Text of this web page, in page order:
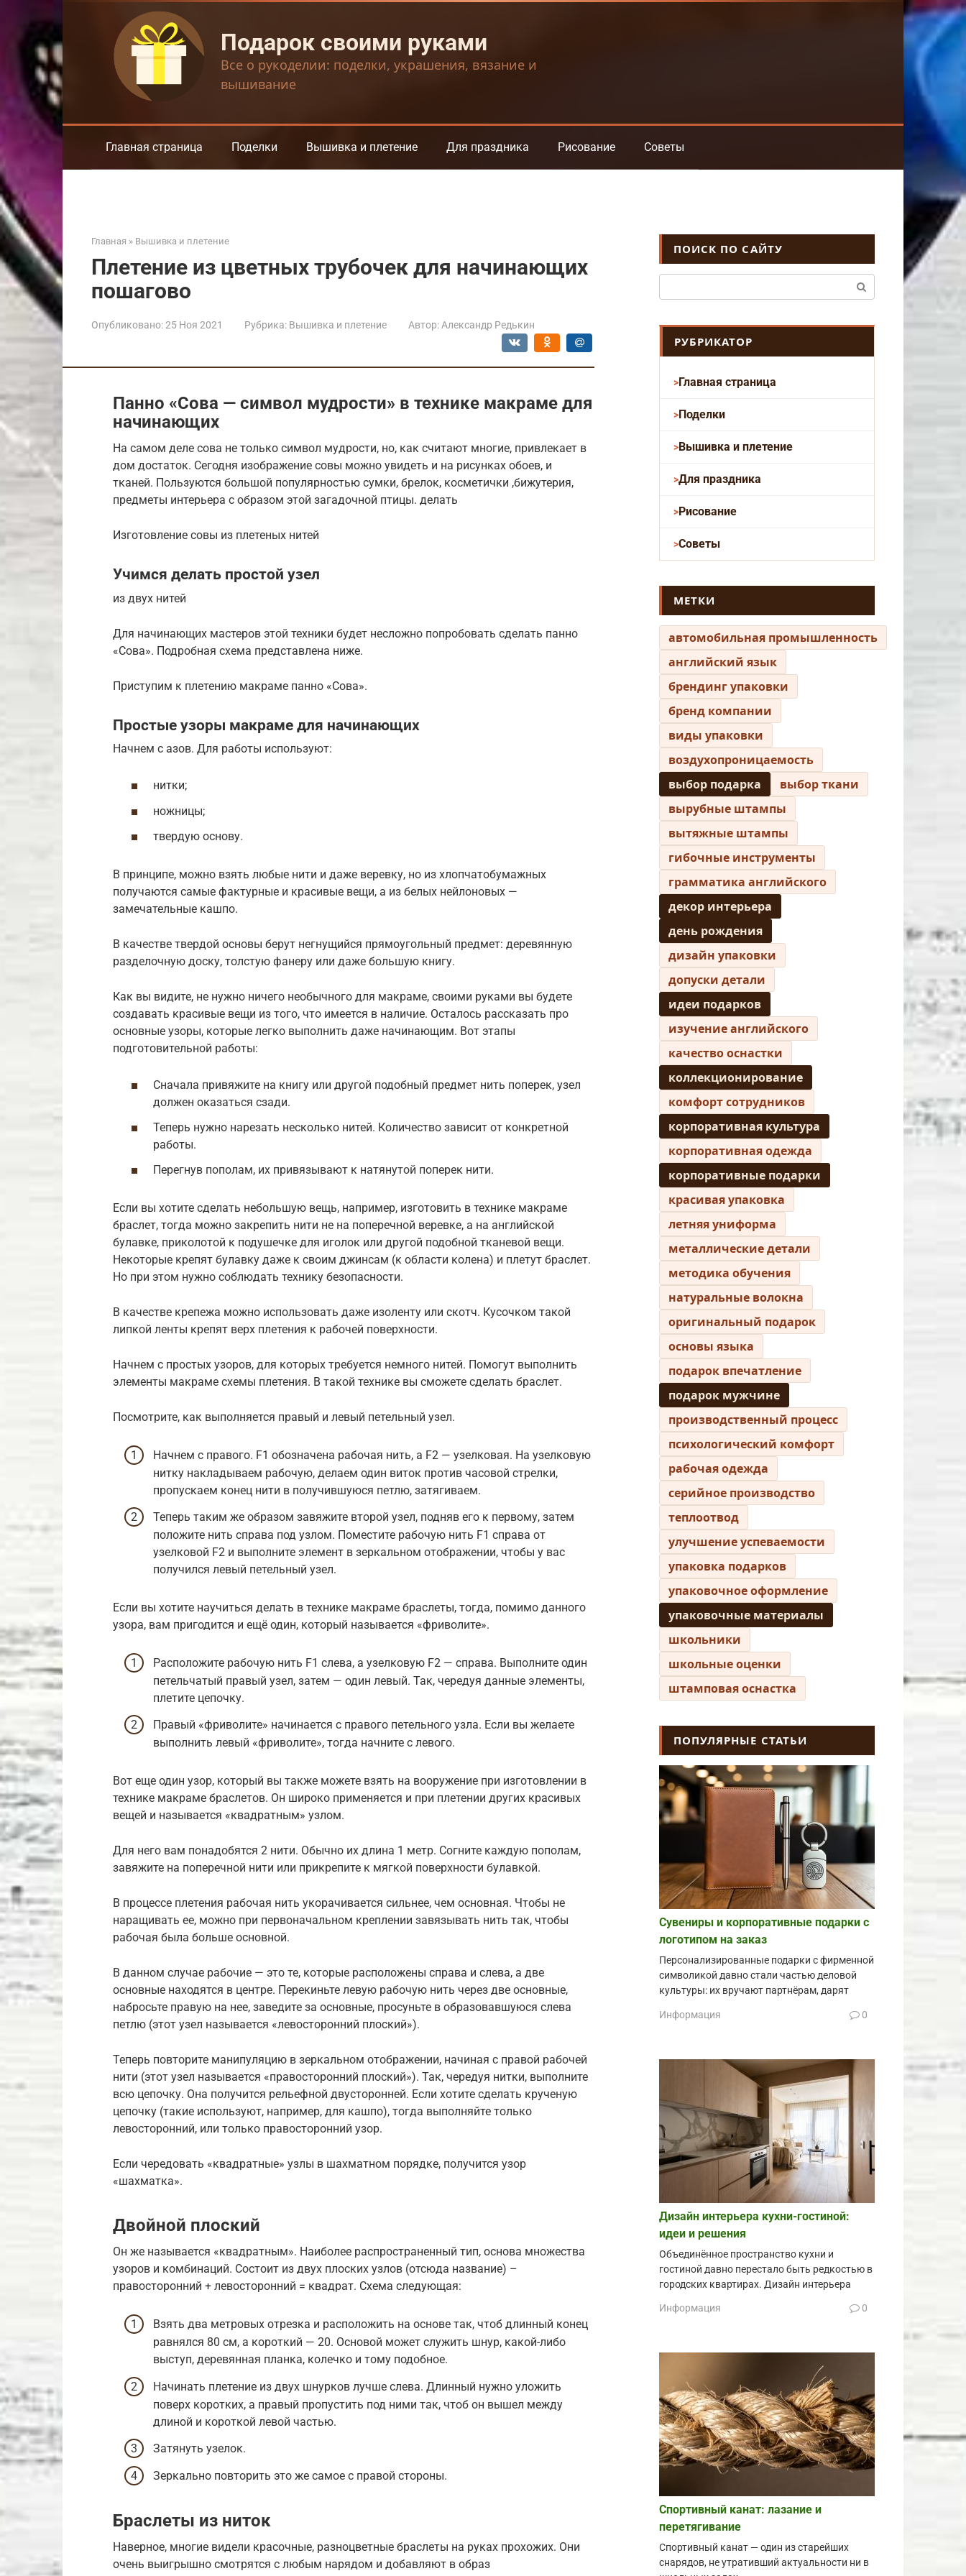
контенту
Подарок своими руками
Все о рукоделии: поделки, украшения, вязание и
вышивание
Главная страница Поделки Вышивка и плетение Для праздника Рисование Советы
Главная » Вышивка и плетение
Плетение из цветных трубочек для начинающих
пошагово
Опубликовано:25 Ноя 2021 Рубрика: Вышивка и плетение Автор: Александр Редькин
Панно «Сова — символ мудрости» в технике макраме для
начинающих
На самом деле сова не только символ мудрости, но, как считают многие, привлекает в
дом достаток. Сегодня изображение совы можно увидеть и на рисунках обоев, и
тканей. Пользуются большой популярностью сумки, брелок, косметички ,бижутерия,
предметы интерьера с образом этой загадочной птицы. делать
Изготовление совы из плетеных нитей
Учимся делать простой узел
из двух нитей
Для начинающих мастеров этой техники будет несложно попробовать сделать панно
«Сова». Подробная схема представлена ниже.
Приступим к плетению макраме панно «Сова».
Простые узоры макраме для начинающих
Начнем с азов. Для работы используют:
нитки;
ножницы;
твердую основу.
В принципе, можно взять любые нити и даже веревку, но из хлопчатобумажных
получаются самые фактурные и красивые вещи, а из белых нейлоновых —
замечательные кашпо.
В качестве твердой основы берут негнущийся прямоугольный предмет: деревянную
разделочную доску, толстую фанеру или даже большую книгу.
Как вы видите, не нужно ничего необычного для макраме, своими руками вы будете
создавать красивые вещи из того, что имеется в наличие. Осталось рассказать про
основные узоры, которые легко выполнить даже начинающим. Вот этапы
подготовительной работы:
Сначала привяжите на книгу или другой подобный предмет нить поперек, узел
должен оказаться сзади.
Теперь нужно нарезать несколько нитей. Количество зависит от конкретной
работы.
Перегнув пополам, их привязывают к натянутой поперек нити.
Если вы хотите сделать небольшую вещь, например, изготовить в технике макраме
браслет, тогда можно закрепить нити не на поперечной веревке, а на английской
булавке, приколотой к подушечке для иголок или другой подобной тканевой вещи.
Некоторые крепят булавку даже к своим джинсам (к области колена) и плетут браслет.
Но при этом нужно соблюдать технику безопасности.
В качестве крепежа можно использовать даже изоленту или скотч. Кусочком такой
липкой ленты крепят верх плетения к рабочей поверхности.
Начнем с простых узоров, для которых требуется немного нитей. Помогут выполнить
элементы макраме схемы плетения. В такой технике вы сможете сделать браслет.
Посмотрите, как выполняется правый и левый петельный узел.
Начнем с правого. F1 обозначена рабочая нить, а F2 — узелковая. На узелковую
нитку накладываем рабочую, делаем один виток против часовой стрелки,
пропускаем конец нити в получившуюся петлю, затягиваем.
Теперь таким же образом завяжите второй узел, подняв его к первому, затем
положите нить справа под узлом. Поместите рабочую нить F1 справа от
узелковой F2 и выполните элемент в зеркальном отображении, чтобы у вас
получился левый петельный узел.
Если вы хотите научиться делать в технике макраме браслеты, тогда, помимо данного
узора, вам пригодится и ещё один, который называется «фриволите».
Расположите рабочую нить F1 слева, а узелковую F2 — справа. Выполните один
петельчатый правый узел, затем — один левый. Так, чередуя данные элементы,
плетите цепочку.
Правый «фриволите» начинается с правого петельного узла. Если вы желаете
выполнить левый «фриволите», тогда начните с левого.
Вот еще один узор, который вы также можете взять на вооружение при изготовлении в
технике макраме браслетов. Он широко применяется и при плетении других красивых
вещей и называется «квадратным» узлом.
Для него вам понадобятся 2 нити. Обычно их длина 1 метр. Согните каждую пополам,
завяжите на поперечной нити или прикрепите к мягкой поверхности булавкой.
В процессе плетения рабочая нить укорачивается сильнее, чем основная. Чтобы не
наращивать ее, можно при первоначальном креплении завязывать нить так, чтобы
рабочая была больше основной.
В данном случае рабочие — это те, которые расположены справа и слева, а две
основные находятся в центре. Перекиньте левую рабочую нить через две основные,
набросьте правую на нее, заведите за основные, просуньте в образовавшуюся слева
петлю (этот узел называется «левосторонний плоский»).
Теперь повторите манипуляцию в зеркальном отображении, начиная с правой рабочей
нити (этот узел называется «правосторонний плоский»). Так, чередуя нитки, выполните
всю цепочку. Она получится рельефной двусторонней. Если хотите сделать крученую
цепочку (такие используют, например, для кашпо), тогда выполняйте только
левосторонний, или только правосторонний узор.
Если чередовать «квадратные» узлы в шахматном порядке, получится узор
«шахматка».
Двойной плоский
Он же называется «квадратным». Наиболее распространенный тип, основа множества
узоров и комбинаций. Состоит из двух плоских узлов (отсюда название) –
правосторонний + левосторонний = квадрат. Схема следующая:
Взять два метровых отрезка и расположить на основе так, чтоб длинный конец
равнялся 80 см, а короткий — 20. Основой может служить шнур, какой-либо
выступ, деревянная планка, колечко и тому подобное.
Начинать плетение из двух шнурков лучше слева. Длинный нужно уложить
поверх коротких, а правый пропустить под ними так, чтоб он вышел между
длиной и короткой левой частью.
Затянуть узелок.
Зеркально повторить это же самое с правой стороны.
Браслеты из ниток
Наверное, многие видели красочные, разноцветные браслеты на руках прохожих. Они
очень выигрышно смотрятся с любым нарядом и добавляют в образ
ПОИСК ПО САЙТУ
РУБРИКАТОР
Главная страница
Поделки
Вышивка и плетение
Для праздника
Рисование
Советы
МЕТКИ
автомобильная промышленность
английский язык
брендинг упаковки
бренд компании
виды упаковки
воздухопроницаемость
выбор подарка
выбор ткани
вырубные штампы
вытяжные штампы
гибочные инструменты
грамматика английского
декор интерьера
день рождения
дизайн упаковки
допуски детали
идеи подарков
изучение английского
качество оснастки
коллекционирование
комфорт сотрудников
корпоративная культура
корпоративная одежда
корпоративные подарки
красивая упаковка
летняя униформа
металлические детали
методика обучения
натуральные волокна
оригинальный подарок
основы языка
подарок впечатление
подарок мужчине
производственный процесс
психологический комфорт
рабочая одежда
серийное производство
теплоотвод
улучшение успеваемости
упаковка подарков
упаковочное оформление
упаковочные материалы
школьники
школьные оценки
штамповая оснастка
ПОПУЛЯРНЫЕ СТАТЬИ
Сувениры и корпоративные подарки с
логотипом на заказ
Персонализированные подарки с фирменной
символикой давно стали частью деловой
культуры: их вручают партнёрам, дарят
Информация 0
Дизайн интерьера кухни-гостиной:
идеи и решения
Объединённое пространство кухни и
гостиной давно перестало быть редкостью в
городских квартирах. Дизайн интерьера
Информация 0
Спортивный канат: лазание и
перетягивание
Спортивный канат — один из старейших
снарядов, не утративший актуальности ни в